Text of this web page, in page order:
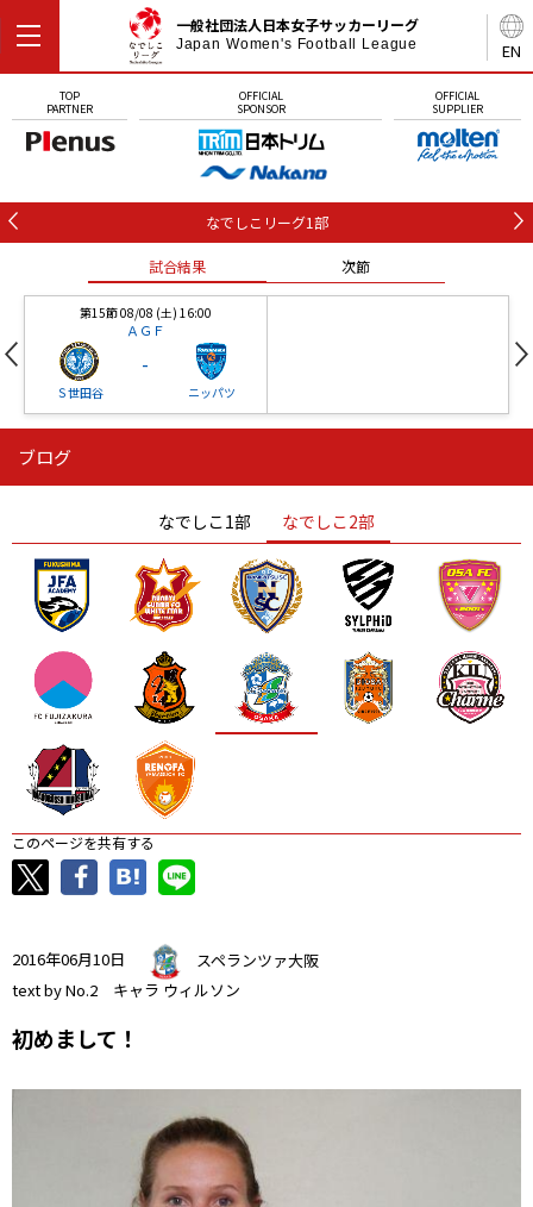
EN
一般社団法人日本女子サッカーリーグ
Japan Women's Football League
TOP
PARTNER
OFFICIAL
SPONSOR
OFFICIAL
SUPPLIER
なでしこリーグ1部
試合結果 次節
第15節 08/08 (土) 16:00
ＡＧＦ
Ｓ世田谷
-
ニッパツ
ニッパツ
ニッパツ 名古屋
石人の星
静岡 愛媛Ｌ
ブログ
なでしこ1部 なでしこ2部
このページを共有する
2016年06月10日
スペランツァ大阪
text by No.2 キャラ ウィルソン
初めまして！